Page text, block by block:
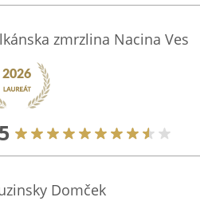
zmrzlina Nacina Ves
Domček